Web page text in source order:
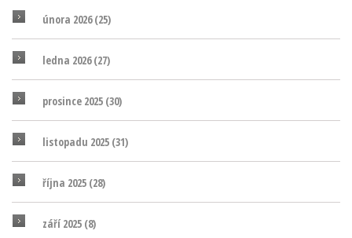
února 2026(25)
ledna 2026(27)
prosince 2025 (30)
listopadu 2025 (31)
října 2025 (28)
září 2025 (8)